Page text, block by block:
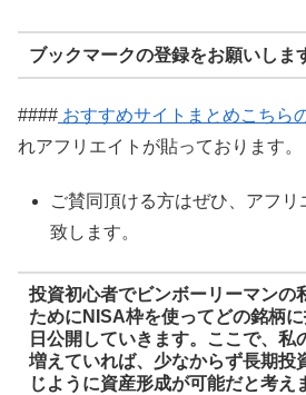
ブックマークの登録をお願いしま
#### おすすめサイトまとめこちら
れアフリエイトが貼っております。
ご賛同頂ける方はぜひ、アフ
致します。
投資初心者でビンボーリーマンの
ためにNISA枠を使ってどの銘柄
日公開していきます。ここで、私
増えていれば、少なからず長期投
じように資産形成が可能だと考え